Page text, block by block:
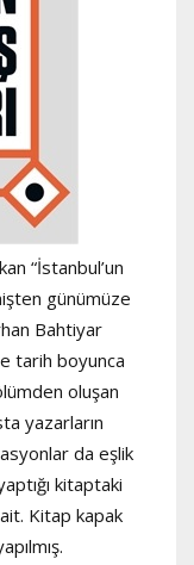
“İstanbul’un
günümüze
Bahtiyar
tarih boyunca
oluşan
yazarların
da eşlik
kitaptaki
Kitap kapak